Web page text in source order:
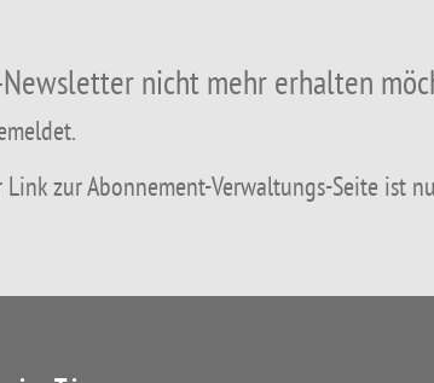
Newsletter nicht mehr erhalten
zur Abonnement-Verwaltungs-Seite ist